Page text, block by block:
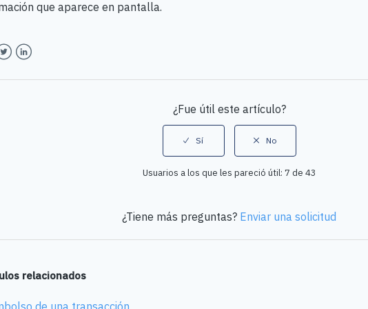
que aparece en pantalla.
¿Fue útil este artículo?
Usuarios a los que les pareció útil: 7 de 43
¿Tiene más preguntas? Enviar una solicitud
relacionados
de una transacción